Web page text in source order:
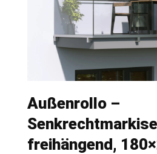
Außenrollo –
freihängend,